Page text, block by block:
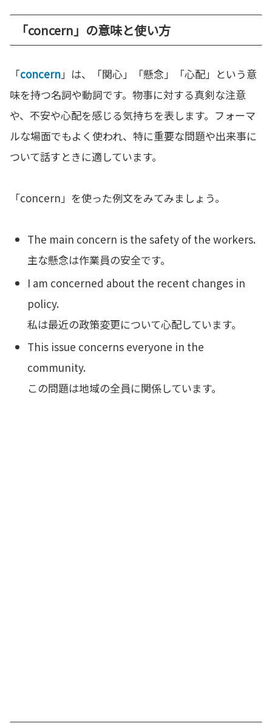
「concern」の意味と使い方
「concern」は、「関心」「懸念」「心配」という意
味を持つ名詞や動詞です。物事に対する真剣な注意
や、不安や心配を感じる気持ちを表します。フォーマ
ルな場面でもよく使われ、特に重要な問題や出来事に
ついて話すときに適しています。
「concern」を使った例文をみてみましょう。
The main concern is the safety of the workers.
主な懸念は作業員の安全です。
I am concerned about the recent changes in
policy.
私は最近の政策変更について心配しています。
This issue concerns everyone in the
community.
この問題は地域の全員に関係しています。